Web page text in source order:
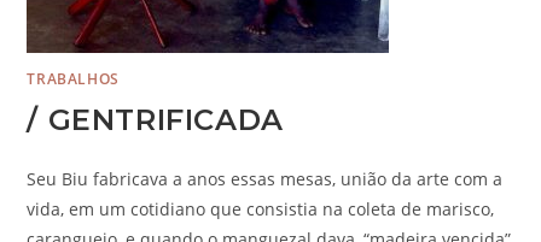
TRABALHOS
/ GENTRIFICADA
Seu Biu fabricava a anos essas mesas, união da arte com a
vida, em um cotidiano que consistia na coleta de marisco,